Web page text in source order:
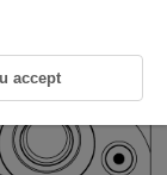
accept